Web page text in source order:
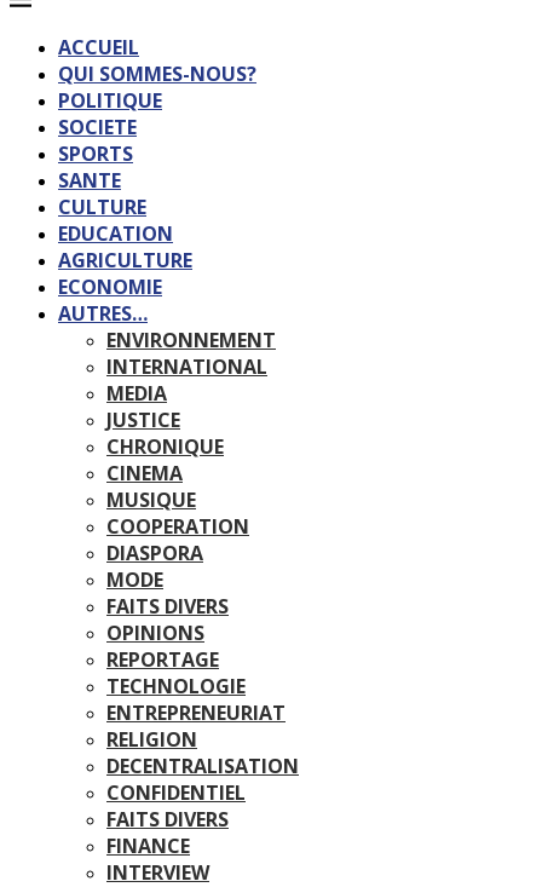
ACCUEIL
QUI SOMMES-NOUS?
POLITIQUE
SOCIETE
SPORTS
SANTE
CULTURE
EDUCATION
AGRICULTURE
ECONOMIE
AUTRES…
ENVIRONNEMENT
INTERNATIONAL
MEDIA
JUSTICE
CHRONIQUE
CINEMA
MUSIQUE
COOPERATION
DIASPORA
MODE
FAITS DIVERS
OPINIONS
REPORTAGE
TECHNOLOGIE
ENTREPRENEURIAT
RELIGION
DECENTRALISATION
CONFIDENTIEL
FAITS DIVERS
FINANCE
INTERVIEW